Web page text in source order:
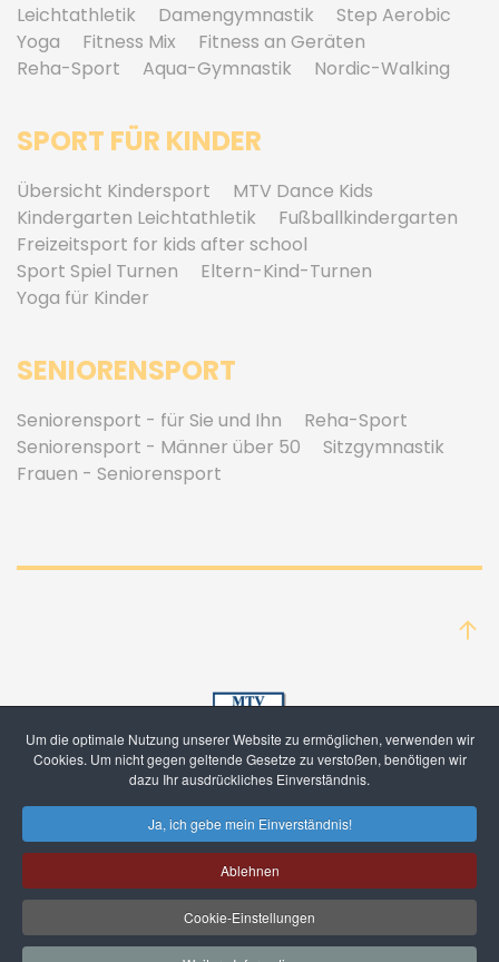
Um die optimale Nutzung unserer Website zu ermöglichen, verwenden wir
Cookies. Um nicht gegen geltende Gesetze zu verstoßen, benötigen wir
dazu Ihr ausdrückliches Einverständnis.
Ja, ich gebe mein Einverständnis!
Ablehnen
Cookie-Einstellungen
Leichtathletik Damengymnastik
Step Aerobic
Yoga
Fitness Mix
Fitness an Geräten
Reha-Sport
Aqua-Gymnastik Nordic-Walking
SPORT FÜR KINDER
Übersicht Kindersport
MTV Dance Kids
Kindergarten Leichtathletik
Fußballkindergarten
Freizeitsport for kids after school
Sport Spiel Turnen
Eltern-Kind-Turnen
Yoga für Kinder
SENIORENSPORT
Seniorensport - für Sie und Ihn
Reha-Sport
Seniorensport - Männer über 50
Sitzgymnastik
Frauen - Seniorensport
Mitglied werden
Datenschutz